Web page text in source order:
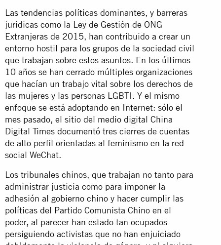
Las tendencias políticas dominantes, y barreras
jurídicas como la Ley de Gestión de ONG
Extranjeras de 2015, han contribuido a crear un
entorno hostil para los grupos de la sociedad civil
que trabajan sobre estos asuntos. En los últimos
10 años se han cerrado múltiples organizaciones
que hacían un trabajo vital sobre los derechos de
las mujeres y las personas LGBTI. Y el mismo
enfoque se está adoptando en Internet: sólo el
mes pasado, el sitio del medio digital China
Digital Times documentó tres cierres de cuentas
de alto perfil orientadas al feminismo en la red
social WeChat.
Los tribunales chinos, que trabajan no tanto para
administrar justicia como para imponer la
adhesión al gobierno chino y hacer cumplir las
políticas del Partido Comunista Chino en el
poder, al parecer han estado tan ocupados
persiguiendo activistas que no han enjuiciado